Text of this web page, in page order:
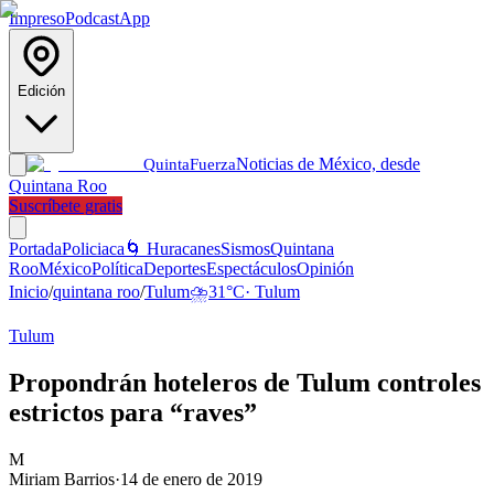
ImpresoPodcastApp
Edición
QuintaFuerzaNoticias de México, desde
Quintana Roo
Suscríbete gratis
PortadaPoliciaca 🌀 HuracanesSismosQuintana
RooMéxicoPolíticaDeportesEspectáculosOpinión
Inicio/quintana roo/Tulum⛈️31°C· Tulum
Tulum
Propondrán hoteleros de Tulum controles
estrictos para “raves”
M
Miriam Barrios·14 de enero de 2019